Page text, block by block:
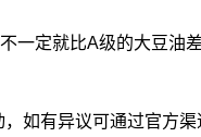
一定就比A级的大豆油
如有异议可通过官方渠